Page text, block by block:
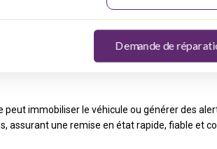
Demande de
immobiliser le véhicule ou générer des
assurant une remise en état rapide, fiable et